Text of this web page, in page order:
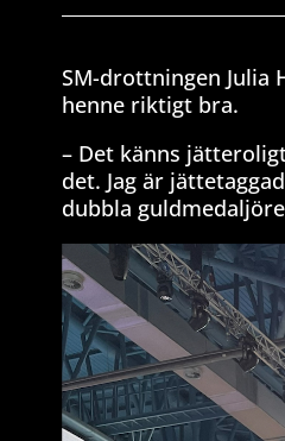
SM-drottningen Julia
henne riktigt bra.
– Det känns
det. Jag är
dubbla